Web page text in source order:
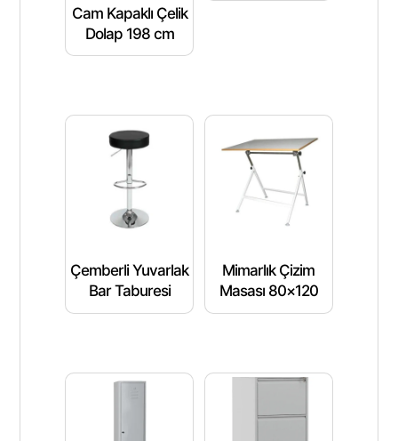
Cam Kapaklı Çelik
Dolap 198 cm
Çemberli Yuvarlak
Bar Taburesi
Mimarlık Çizim
Masası 80×120